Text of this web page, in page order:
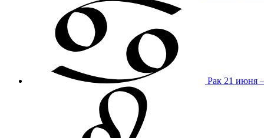
Рак 21 июня